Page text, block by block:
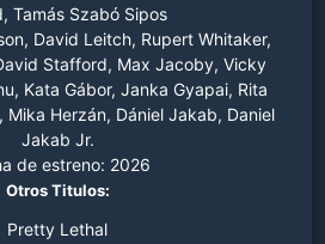
Tamás Szabó Sipos
David Leitch, Rupert Whitaker,
Stafford, Max Jacoby, Vicky
Kata Gábor, Janka Gyapai, Rita
Mika Herzán, Dániel Jakab, Daniel
Jakab Jr.
de estreno: 2026
Otros Titulos:
Pretty Lethal